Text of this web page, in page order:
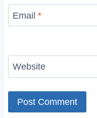
Email *
Website